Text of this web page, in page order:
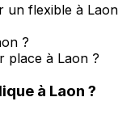
un flexible à Laon
?
place à Laon ?
à Laon ?